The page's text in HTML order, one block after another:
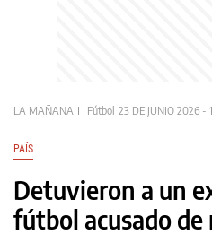
LA MAÑANA Fútbol 23 DE JUNIO 2026 -
PAÍS
Detuvieron a un
fútbol acusado de